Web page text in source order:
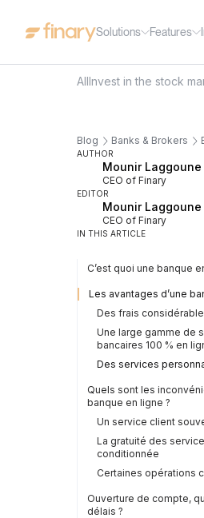
Solutions Features
AllInvest in the stock
Blog Banks & Brokers
AUTHOR
Mounir Laggoune
CEO of Finary
EDITOR
Mounir Laggoune
CEO of Finary
IN THIS ARTICLE
C’est quoi une banque
Les avantages d’une
Des frais
Une large gamme de
bancaires 100 % en
Des services
Quels sont les
banque en ligne ?
Un service client
La gratuité des
conditionnée
Certaines opérations
Ouverture de compte,
délais ?